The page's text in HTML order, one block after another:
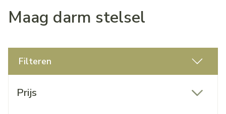
Maag darm stelsel
Filteren
Prijs